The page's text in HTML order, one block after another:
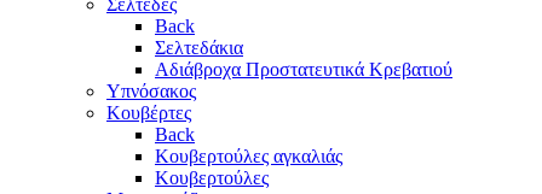
Σελτέδες
Back
Σελτεδάκια
Αδιάβροχα Προστατευτικά Κρεβατιού
Υπνόσακος
Κουβέρτες
Back
Κουβερτούλες αγκαλιάς
Κουβερτούλες